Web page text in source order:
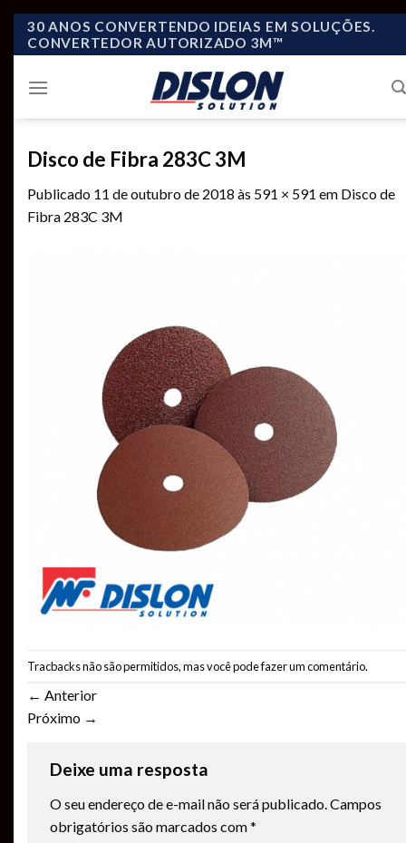
Skip
30 ANOS CONVERTENDO IDEIAS EM SOLUÇÕES.
CONVERTEDOR AUTORIZADO 3M™
Disco de Fibra 283C 3M
Publicado 11 de outubro de 2018 às 591 × 591 em Disco de
Fibra 283C 3M
Tracbacks não são permitidos, mas você podefazer um comentário.
← Anterior
Próximo →
Deixe uma resposta
O seu endereço de e-mail não será publicado.Campos
obrigatórios são marcados com*